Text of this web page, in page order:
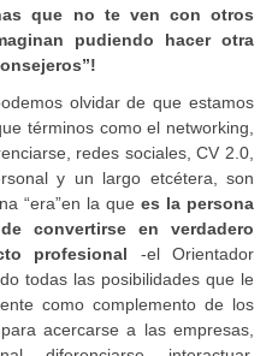
que no te ven con otros
pudiendo hacer otra
olvidar de que estamos
términos como el networking,
redes sociales, CV 2.0,
y un largo etcétera, son
“era”en la que es la persona
convertirse en verdadero
profesional -el Orientador
todas las posibilidades que le
como complemento de los
acercarse a las empresas,